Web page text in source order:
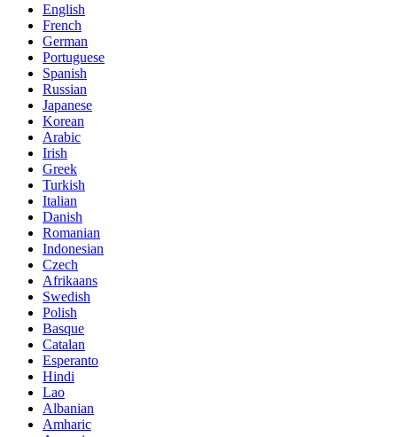
English
French
German
Portuguese
Spanish
Russian
Japanese
Korean
Arabic
Irish
Greek
Turkish
Italian
Danish
Romanian
Indonesian
Czech
Afrikaans
Swedish
Polish
Basque
Catalan
Esperanto
Hindi
Lao
Albanian
Amharic